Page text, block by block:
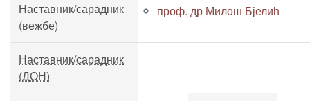
Наставник/сарадник
(вежбе)
проф. др Милош Бјелић
Наставник/сарадник
(ДОН)